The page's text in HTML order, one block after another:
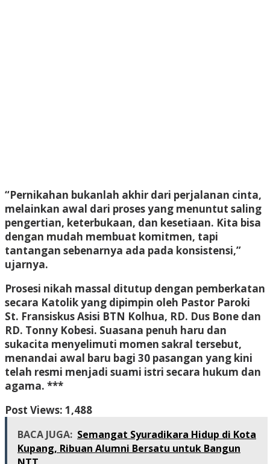
“Pernikahan bukanlah akhir dari perjalanan cinta,
melainkan awal dari proses yang menuntut saling
pengertian, keterbukaan, dan kesetiaan. Kita bisa
dengan mudah membuat komitmen, tapi
tantangan sebenarnya ada pada konsistensi,”
ujarnya.
Prosesi nikah massal ditutup dengan pemberkatan
secara Katolik yang dipimpin oleh Pastor Paroki
St. Fransiskus Asisi BTN Kolhua, RD. Dus Bone dan
RD. Tonny Kobesi. Suasana penuh haru dan
sukacita menyelimuti momen sakral tersebut,
menandai awal baru bagi 30 pasangan yang kini
telah resmi menjadi suami istri secara hukum dan
agama. ***
Post Views: 1,488
BACA JUGA: Semangat Syuradikara Hidup di Kota
Kupang, Ribuan Alumni Bersatu untuk Bangun